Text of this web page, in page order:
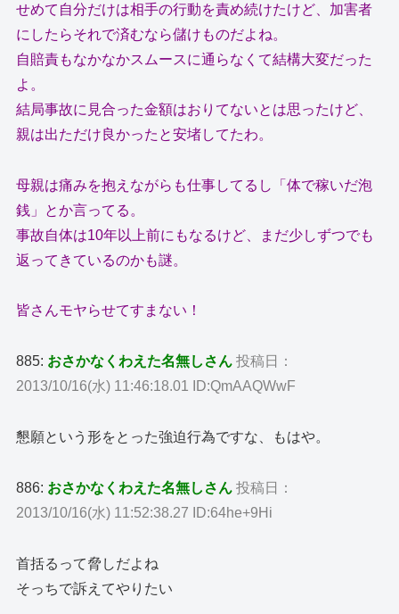
せめて自分だけは相手の行動を責め続けたけど、加害者
にしたらそれで済むなら儲けものだよね。
自賠責もなかなかスムースに通らなくて結構大変だった
よ。
結局事故に見合った金額はおりてないとは思ったけど、
親は出ただけ良かったと安堵してたわ。
母親は痛みを抱えながらも仕事してるし「体で稼いだ泡
銭」とか言ってる。
事故自体は10年以上前にもなるけど、まだ少しずつでも
返ってきているのかも謎。
皆さんモヤらせてすまない！
885: おさかなくわえた名無しさん 投稿日：
2013/10/16(水) 11:46:18.01 ID:QmAAQWwF
懇願という形をとった強迫行為ですな、もはや。
886: おさかなくわえた名無しさん 投稿日：
2013/10/16(水) 11:52:38.27 ID:64he+9Hi
首括るって脅しだよね
そっちで訴えてやりたい